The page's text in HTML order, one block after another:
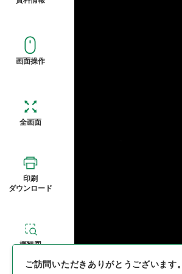
画面操作
全画面
印刷
ダウンロード
概観図
ご訪問いただきありがとうございます。